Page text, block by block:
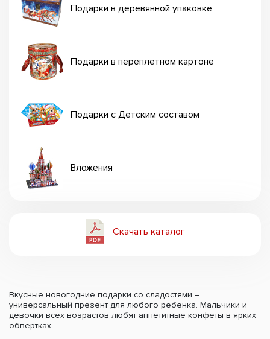
Подарки в деревянной упаковке
Подарки в переплетном картоне
Подарки с Детским составом
Вложения
Скачать каталог
Вкусные новогодние подарки со сладостями –
универсальный презент для любого ребенка. Мальчики и
девочки всех возрастов любят аппетитные конфеты в ярких
обвертках.